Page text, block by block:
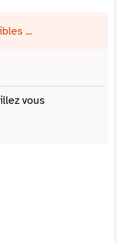
...
vous